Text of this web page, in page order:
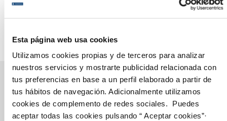
Esta página web usa cookies
Utilizamos cookies propias y de terceros para analizar
nuestros servicios y mostrarte publicidad relacionada con
tus preferencias en base a un perfil elaborado a partir de
tus hábitos de navegación. Adicionalmente utilizamos
cookies de complemento de redes sociales. Puedes
aceptar todas las cookies pulsando “ Aceptar cookies”·
Página 26 de 102
Gestiones Online